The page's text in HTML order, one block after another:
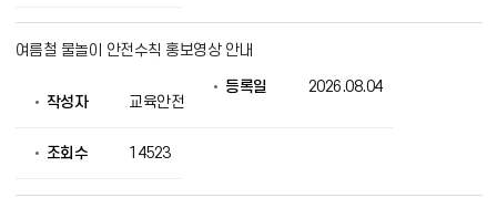
로
번
호,
여름철 물놀이 안전수칙 홍보영상 안내
작성자 교육안전
등록일 2026.08.04
조회수 14523